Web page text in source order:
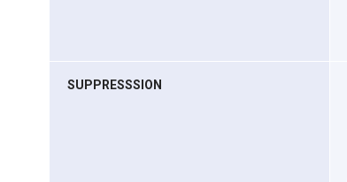
SUPPRESSSION